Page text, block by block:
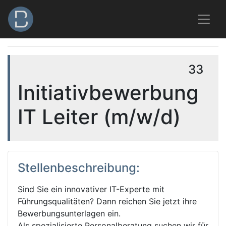
33
Initiativbewerbung
IT Leiter (m/w/d)
Stellenbeschreibung:
Sind Sie ein innovativer IT-Experte mit
Führungsqualitäten? Dann reichen Sie jetzt ihre
Bewerbungsunterlagen ein.